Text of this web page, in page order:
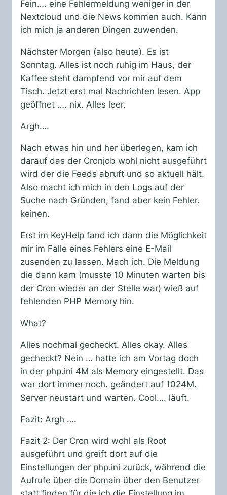
Fein…. eine Fehlermeldung weniger in der
Nextcloud und die News kommen auch. Kann
ich mich ja anderen Dingen zuwenden.
Nächster Morgen (also heute). Es ist
Sonntag. Alles ist noch ruhig im Haus, der
Kaffee steht dampfend vor mir auf dem
Tisch. Jetzt erst mal Nachrichten lesen. App
geöffnet …. nix. Alles leer.
Argh….
Nach etwas hin und her überlegen, kam ich
darauf das der Cronjob wohl nicht ausgeführt
wird der die Feeds abruft und so aktuell hält.
Also macht ich mich in den Logs auf der
Suche nach Gründen, fand aber kein Fehler.
keinen.
Erst im KeyHelp fand ich dann die Möglichkeit
mir im Falle eines Fehlers eine E-Mail
zusenden zu lassen. Mach ich. Die Meldung
die dann kam (musste 10 Minuten warten bis
der Cron wieder an der Stelle war) wieß auf
fehlenden PHP Memory hin.
What?
Alles nochmal gecheckt. Alles okay. Alles
gecheckt? Nein … hatte ich am Vortag doch
in der php.ini 4M als Memory eingestellt. Das
war dort immer noch. geändert auf 1024M.
Server neustart und warten. Cool…. läuft.
Fazit: Argh ….
Fazit 2: Der Cron wird wohl als Root
ausgeführt und greift dort auf die
Einstellungen der php.ini zurück, während die
Aufrufe über die Domain über den Benutzer